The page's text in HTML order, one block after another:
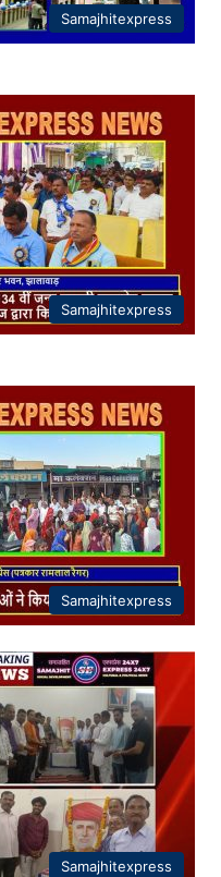
Samajhitexpress
Samajhitexpress
Samajhitexpress
Samajhitexpress